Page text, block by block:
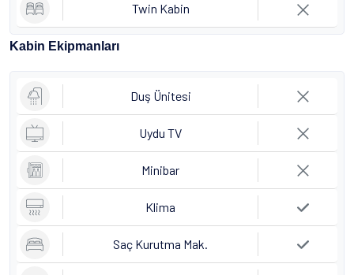
Twin Kabin
Kabin Ekipmanları
Duş Ünitesi
Uydu TV
Minibar
Klima
Saç Kurutma Mak.